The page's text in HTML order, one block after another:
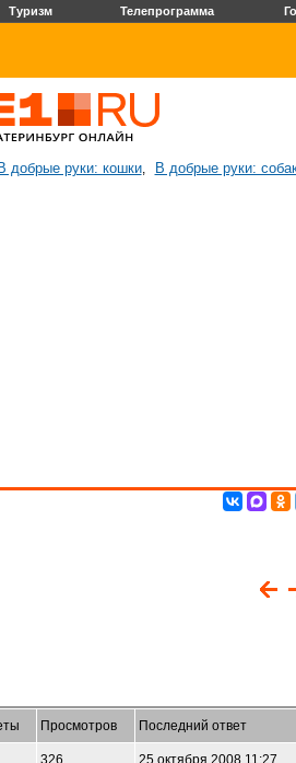
Туризм Телепрограмма
В добрые руки: кошки, В добрые руки:
Просмотров Последний ответ
326 25 октября 2008 11:27